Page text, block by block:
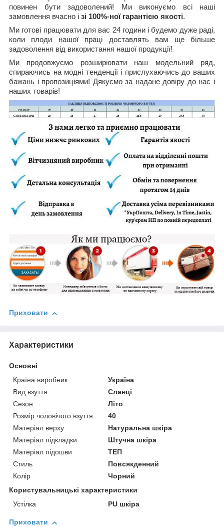
повинен бути задоволений! Ми виконуємо всі наші
замовлення вчасно і зі 100%-ної гарантією якості.
Ми готові працювати для вас 24 години і будемо дуже раді,
коли плоди нашої праці доставлять вам ще більше
задоволення від використання нашої продукції!
Ми продовжуємо розширювати наш модельний ряд,
спираючись на модні тенденції і прислухаючись до ваших
бажань і пропозиціями! Дякуємо за надане довіру до нас і
наших товарів!
Приховати
Характеристики
Основні
Країна виробник
Україна
Вид взуття
Сланці
Сезон
Літо
Розмір чоловічого взуття
40
Матеріал верху
Натуральна шкіра
Матеріал підкладки
Штучна шкіра
Матеріал підошви
ТЕП
Стиль
Повсякденний
Колір
Чорний
Користувальницькі характеристики
Устілка
PU шкіра
Приховати